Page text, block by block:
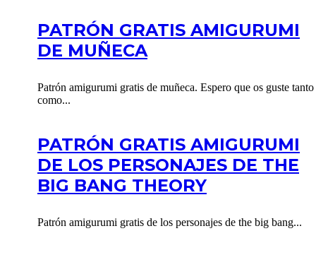
PATRÓN GRATIS AMIGURUMI
DE MUÑECA
Patrón amigurumi gratis de muñeca. Espero que os guste tanto
como...
PATRÓN GRATIS AMIGURUMI
DE LOS PERSONAJES DE THE
BIG BANG THEORY
Patrón amigurumi gratis de los personajes de the big bang...